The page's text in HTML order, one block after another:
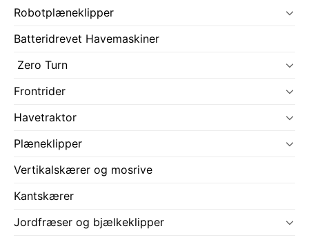
Robotplæneklipper
Batteridrevet Havemaskiner
Zero Turn
Frontrider
Havetraktor
Plæneklipper
Vertikalskærer og mosrive
Kantskærer
Jordfræser og bjælkeklipper